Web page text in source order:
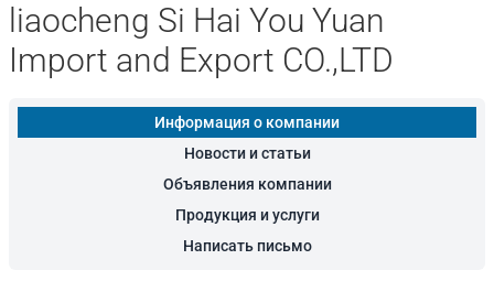
liaocheng Si Hai You Yuan
Import and Export CO.,LTD
Информация о компании
Новости и статьи
Объявления компании
Продукция и услуги
Написать письмо